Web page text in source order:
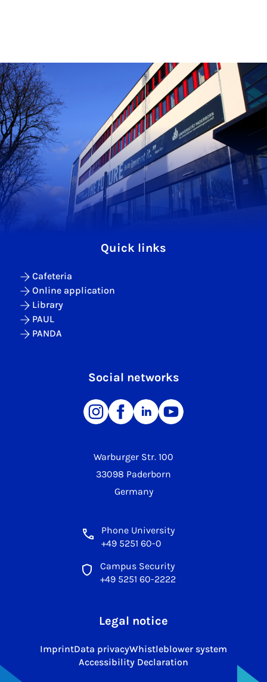
Warburger Str. 100
33098 Paderborn
Germany
Phone University
+49 5251 60-0
Campus Security
+49 5251 60-2222
Quick links
Cafeteria
Online application
Library
PAUL
PANDA
Social networks
Legal notice
ImprintData privacyWhistleblower system
Accessibility Declaration